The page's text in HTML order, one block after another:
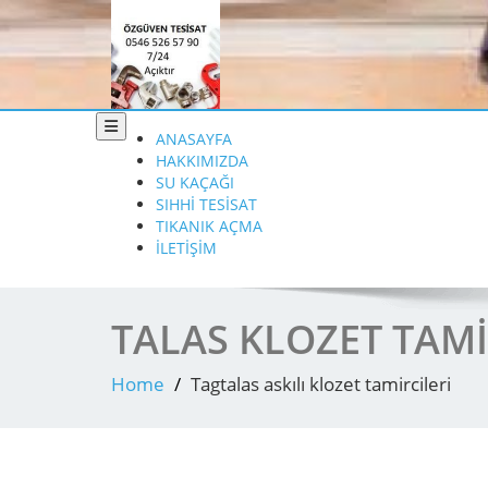
Toggle navigation
ANASAYFA
HAKKIMIZDA
SU KAÇAĞI
SIHHİ TESİSAT
TIKANIK AÇMA
İLETİŞİM
TALAS KLOZET
Home Tagtalas askılı klozet tamircileri